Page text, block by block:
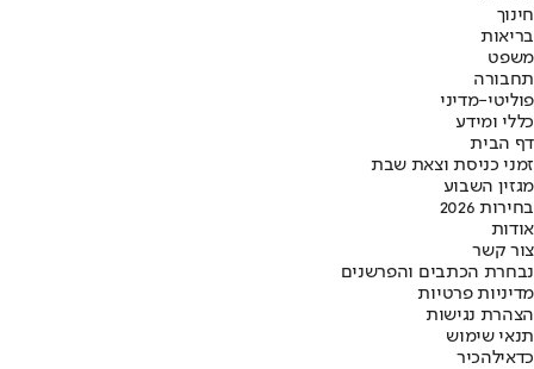
חינוך
בריאות
משפט
תחבורה
פוליטי-מדיני
כללי ומידע
דף הבית
זמני כניסת וצאת שבת
מגזין השבוע
בחירות 2026
אודות
צור קשר
נבחרת הכתבים והפרשנים
מדיניות פרטיות
הצהרת נגישות
תנאי שימוש
כדאילהכיר